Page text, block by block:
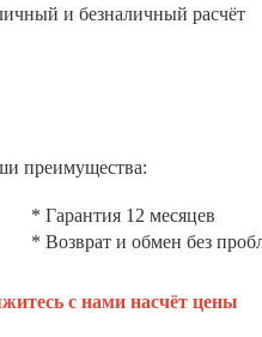
и безналичный расчёт
преимущества:
* Гарантия 12 месяцев
* Возврат и обмен без
с нами насчёт цены